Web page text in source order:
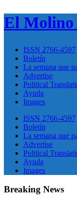
El Molino
ISSN 2766-4597
Boletín
La semana que
Advertise
Political
Ayuda
Images
ISSN 2766-4597
Boletín
La semana que
Advertise
Political
Ayuda
Images
Breaking News